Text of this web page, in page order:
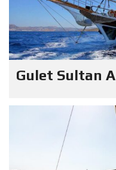
Gulet Sultan A